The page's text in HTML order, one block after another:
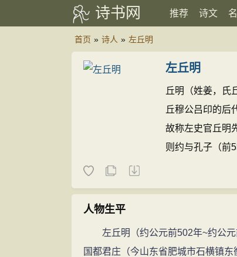
诗书网 推荐 诗文
首页 » 诗人 » 左丘明
左丘明
丘明（姓姜，氏
丘穆公吕印的后
故称左史官丘明
则约与孔子（前
人物生平
左丘明（约公元前502年~约公元
国都君庄（今山东省肥城市石横镇